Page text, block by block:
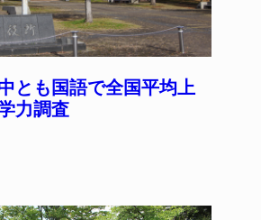
とも国語で全国平均上
力調査